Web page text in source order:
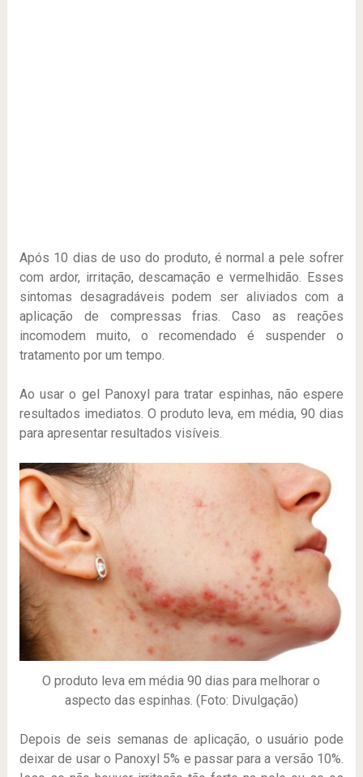
Após 10 dias de uso do produto, é normal a pele sofrer
com ardor, irritação, descamação e vermelhidão. Esses
sintomas desagradáveis podem ser aliviados com a
aplicação de compressas frias. Caso as reações
incomodem muito, o recomendado é suspender o
tratamento por um tempo.
Ao usar o gel Panoxyl para tratar espinhas, não espere
resultados imediatos. O produto leva, em média, 90 dias
para apresentar resultados visíveis.
O produto leva em média 90 dias para melhorar o
aspecto das espinhas. (Foto: Divulgação)
Depois de seis semanas de aplicação, o usuário pode
deixar de usar o Panoxyl 5% e passar para a versão 10%.